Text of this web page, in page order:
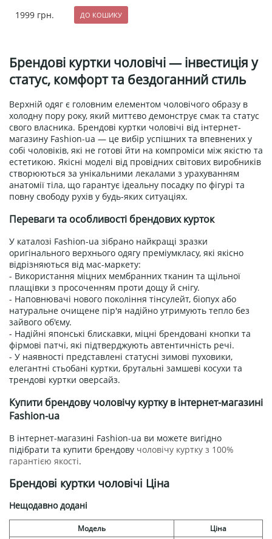
1999 грн.
Брендові куртки чоловічі — інвестиція у
статус, комфорт та бездоганний стиль
Верхній одяг є головним елементом чоловічого образу в
холодну пору року, який миттєво демонструє смак та статус
свого власника. Брендові куртки чоловічі від інтернет-
магазину Fashion-ua — це вибір успішних та впевнених у
собі чоловіків, які не готові йти на компроміси між якістю та
естетикою. Якісні моделі від провідних світових виробників
створюються за унікальними лекалами з урахуванням
анатомії тіла, що гарантує ідеальну посадку по фігурі та
повну свободу рухів у будь-яких ситуаціях.
Переваги та особливості брендових курток
У каталозі Fashion-ua зібрано найкращі зразки
оригінального верхнього одягу преміумкласу, які якісно
відрізняються від мас-маркету:
- Використання міцних мембранних тканин та щільної
плащівки з просоченням проти дощу й снігу.
- Наповнювачі нового покоління тінсулейт, біопух або
натуральне очищене пір'я надійно утримують тепло без
зайвого об'єму.
- Надійні японські блискавки, міцні брендовані кнопки та
фірмові патчі, які підтверджують автентичність речі.
- У наявності представлені статусні зимові пуховики,
елегантні стьобані куртки, брутальні замшеві косухи та
трендові куртки оверсайз.
Купити брендову чоловічу куртку в інтернет-магазині
Fashion-ua
В інтернет-магазині Fashion-ua ви можете вигідно
підібрати та купити брендову чоловічу куртку з 100%
гарантією якості.
Брендові куртки чоловічі Ціна
Нещодавно додані
Модель
Ціна